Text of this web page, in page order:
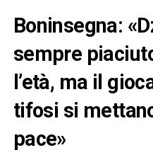
Boninsegna:
sempre
l’età, ma il
tifosi si
pace»